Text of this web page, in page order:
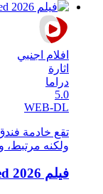
افلام اجنبي
اثارة
دراما
5.0
WEB-DL
تقع خادمة
ولكنه مرتبط،
فيلم Unrequited 2026 مترجم HD